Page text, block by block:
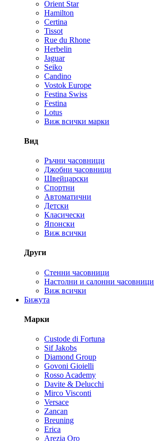
Orient Star
Hamilton
Certina
Tissot
Rue du Rhone
Herbelin
Jaguar
Seiko
Candino
Vostok Europe
Festina Swiss
Festina
Lotus
Виж всички марки
Вид
Ръчни часовници
Джобни часовници
Швейцарски
Спортни
Автоматични
Детски
Класически
Японски
Виж всички
Други
Стенни часовници
Настолни и салонни часовници
Виж всички
Бижута
Марки
Custode di Fortuna
Sif Jakobs
Diamond Group
Govoni Gioielli
Rosso Academy
Davite & Delucchi
Mirco Visconti
Versace
Zancan
Breuning
Erica
Arezia Oro